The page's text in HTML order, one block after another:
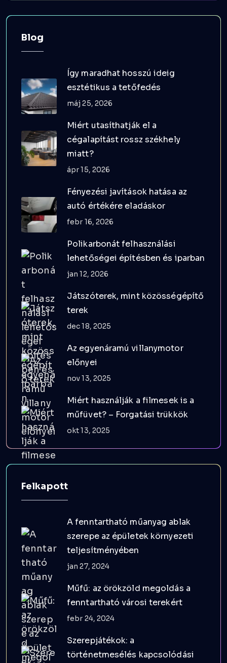
Blog
Így maradhat hosszú ideig
esztétikus a tetőfedés
máj 25, 2026
Miért utasíthatják el a
cégalapítást rossz székhely
miatt?
ápr 15, 2026
Fényezési javítások hatása az
autó értékére eladáskor
febr 16, 2026
Polikarbonát felhasználási
lehetőségei építésben és iparban
jan 12, 2026
Játszóterek, mint közösségépítő
terek
dec 18, 2025
Az egyenáramú villanymotor
előnyei
nov 13, 2025
Miért használják a filmesek is a
műfüvet? – Forgatási trükkök
okt 13, 2025
Felkapott
A fenntartható műanyag ablak
szerepe az épületek környezeti
teljesítményében
jan 27, 2024
Műfű: az örökzöld megoldás a
fenntartható városi terekért
febr 24, 2024
Szerepjátékok: a
történetmesélés kapcsolódási